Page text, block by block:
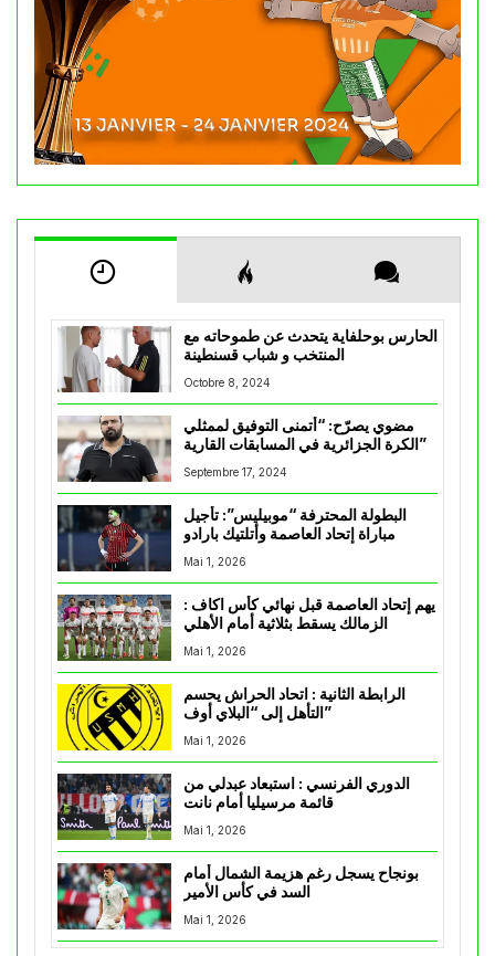
الحارس بوحلفاية يتحدث عن طموحاته مع
المنتخب و شباب قسنطينة
Octobre 8, 2024
مضوي يصرّح: “أتمنى التوفيق لممثلي
الكرة الجزائرية في المسابقات القارية”
Septembre 17, 2024
البطولة المحترفة “موبيليس”: تأجيل
مباراة إتحاد العاصمة وأتلتيك بارادو
Mai 1, 2026
يهم إتحاد العاصمة قبل نهائي كأس اكاف :
Mai 1, 2026
الرابطة الثانية : اتحاد الحراش يحسم
التأهل إلى “البلاي أوف”
Mai 1, 2026
الدوري الفرنسي : استبعاد عبدلي من
قائمة مرسيليا أمام نانت
Mai 1, 2026
بونجاح يسجل رغم هزيمة الشمال أمام
السد في كأس الأمير
Mai 1, 2026